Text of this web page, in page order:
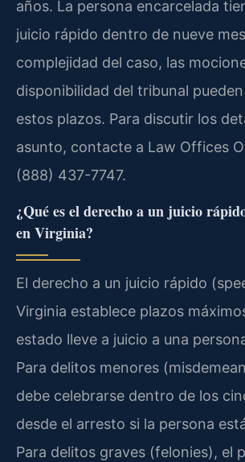
años. La persona encarcelada
juicio rápido dentro de nueve
complejidad del caso, las
disponibilidad del tribunal
estos plazos. Para discutir los
asunto, contacte a Law Offices
(888) 437-7747.
¿Qué es el derecho a un juicio
en Virginia?
El derecho a un juicio rápido
Virginia establece plazos
estado lleve a juicio a una
Para delitos menores
debe celebrarse dentro de los
desde el arresto si la persona
Para delitos graves (felonies), el